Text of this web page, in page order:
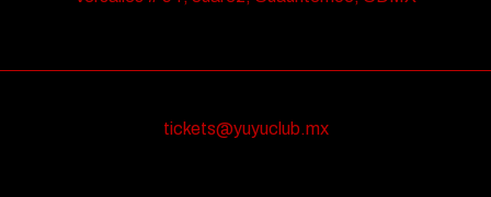
tickets@yuyuclub.mx